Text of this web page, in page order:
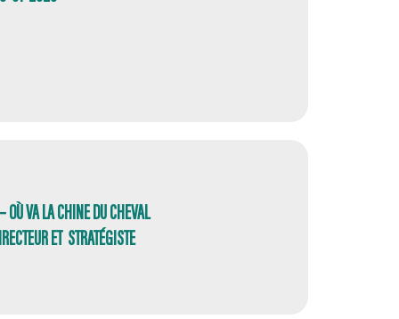
OÙ VA LA CHINE DU CHEVAL
ET STRATÉGISTE